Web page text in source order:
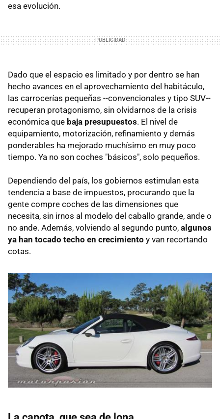
esa evolución.
Dado que el espacio es limitado y por dentro se han
hecho avances en el aprovechamiento del habitáculo,
las carrocerías pequeñas --convencionales y tipo SUV--
recuperan protagonismo, sin olvidarnos de la crisis
económica que baja presupuestos. El nivel de
equipamiento, motorización, refinamiento y demás
ponderables ha mejorado muchísimo en muy poco
tiempo. Ya no son coches "básicos", solo pequeños.
Dependiendo del país, los gobiernos estimulan esta
tendencia a base de impuestos, procurando que la
gente compre coches de las dimensiones que
necesita, sin irnos al modelo del caballo grande, ande o
no ande. Además, volviendo al segundo punto, algunos
ya han tocado techo en crecimiento y van recortando
cotas.